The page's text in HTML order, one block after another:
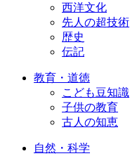
西洋文化
先人の超技術
歴史
伝記
教育・道徳
こども豆知識
子供の教育
古人の知恵
自然・科学